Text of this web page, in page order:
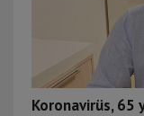
Koronavirüs, 65